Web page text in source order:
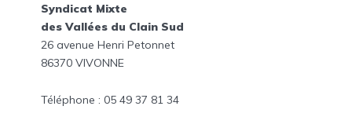
Syndicat Mixte
des Vallées du Clain Sud
26 avenue Henri Petonnet
86370 VIVONNE
Téléphone : 05 49 37 81 34